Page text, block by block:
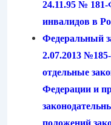
24.11.95 №
инвалидов в
Федеральный
2.07.2013
отдельные
Федерации и
положений